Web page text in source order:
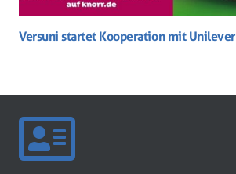
Versuni startet Kooperation mit Unilever